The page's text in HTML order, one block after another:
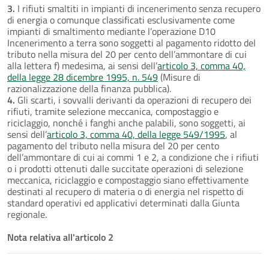
3. I rifiuti smaltiti in impianti di incenerimento senza recupero
di energia o comunque classificati esclusivamente come
impianti di smaltimento mediante l’operazione D10
Incenerimento a terra sono soggetti al pagamento ridotto del
tributo nella misura del 20 per cento dell’ammontare di cui
alla lettera f) medesima, ai sensi dell’articolo 3, comma 40,
della legge 28 dicembre 1995, n. 549(Misure di
razionalizzazione della finanza pubblica).
4. Gli scarti, i sovvalli derivanti da operazioni di recupero dei
rifiuti, tramite selezione meccanica, compostaggio e
riciclaggio, nonché i fanghi anche palabili, sono soggetti, ai
sensi dell’articolo 3, comma 40, della legge 549/1995, al
pagamento del tributo nella misura del 20 per cento
dell’ammontare di cui ai commi 1 e 2, a condizione che i rifiuti
o i prodotti ottenuti dalle succitate operazioni di selezione
meccanica, riciclaggio e compostaggio siano effettivamente
destinati al recupero di materia o di energia nel rispetto di
standard operativi ed applicativi determinati dalla Giunta
regionale.
Nota relativa all'articolo 2